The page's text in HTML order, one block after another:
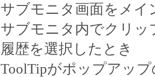
サブモニタ画面をメイ
サブモニタ内でクリ
履歴を選択したとき
ToolTipがポップアッ